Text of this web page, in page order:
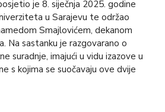
je 8. siječnja 2025. godine
u Sarajevu te održao
Smajlovićem, dekanom
Na sastanku je razgovarano o
suradnje, imajući u vidu izazove u
s kojima se suočavaju ove dvije